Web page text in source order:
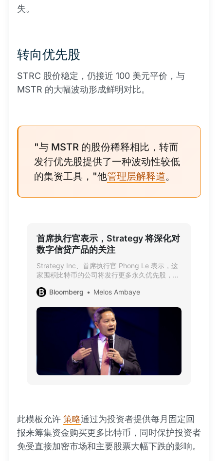
失。
转向优先股
STRC 股价稳定，仍接近 100 美元平价，与
MSTR 的大幅波动形成鲜明对比。
"与 MSTR 的股份稀释相比，转而
发行优先股提供了一种波动性较低
的集资工具，"他管理层解释道。
首席执行官表示，Strategy 将深化对
数字信贷产品的关注
Strategy Inc、首席执行官 Phong Le 表示，这
家囤积比特币的公司将发行更多永久优先股，以
Bloomberg
Melos Ambaye
此模板允许 策略通过为投资者提供每月固定回
报来筹集资金购买更多比特币，同时保护投资者
免受直接加密市场和主要股票大幅下跌的影响。